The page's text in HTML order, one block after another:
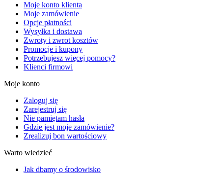
Moje konto klienta
Moje zamówienie
Opcje płatności
Wysyłka i dostawa
Zwroty i zwrot kosztów
Promocje i kupony
Potrzebujesz więcej pomocy?
Klienci firmowi
Moje konto
Zaloguj się
Zarejestruj się
Nie pamiętam hasła
Gdzie jest moje zamówienie?
Zrealizuj bon wartościowy
Warto wiedzieć
Jak dbamy o środowisko